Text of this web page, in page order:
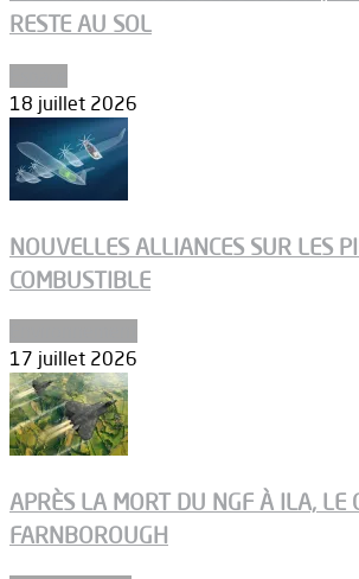
RESTE AU SOL
18 juillet 2026
NOUVELLES ALLIANCES SUR LES
COMBUSTIBLE
17 juillet 2026
APRÈS LA MORT DU NGF À ILA, LE
FARNBOROUGH